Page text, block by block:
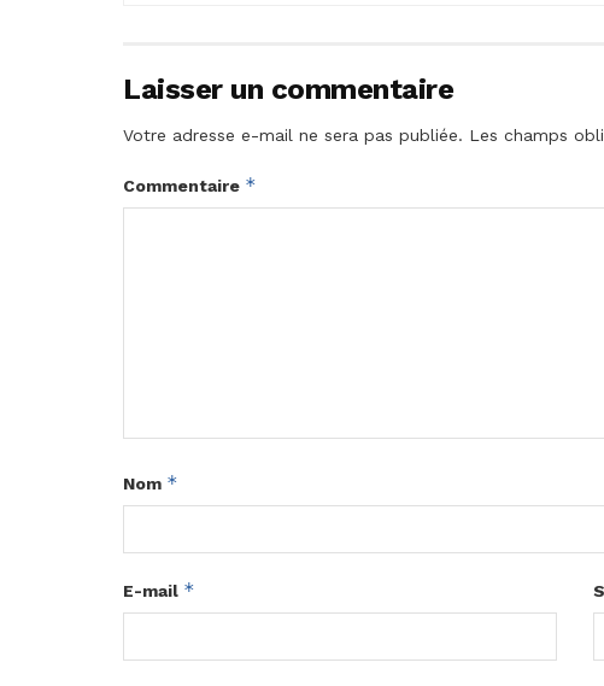
Laisser un commentaire
Votre adresse e-mail ne sera pas publiée. Les champs
Commentaire *
Nom *
E-mail *